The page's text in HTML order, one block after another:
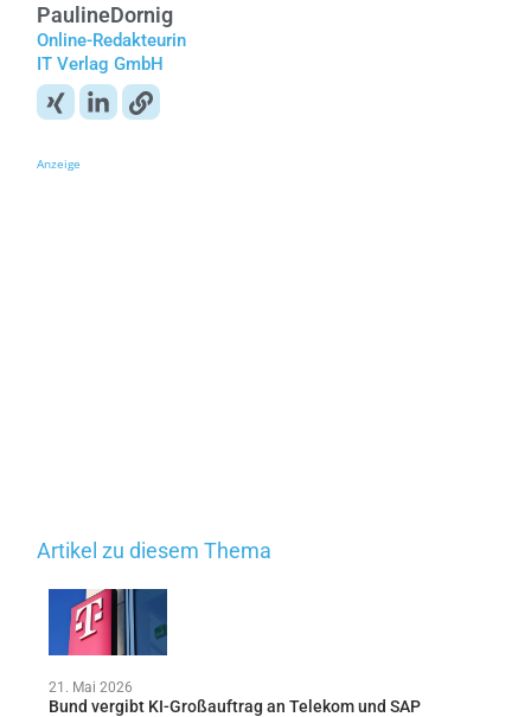
PaulineDornig
Online-Redakteurin
IT Verlag GmbH
Anzeige
Artikel zu diesem Thema
21. Mai 2026
Bund vergibt KI-Großauftrag an Telekom und SAP